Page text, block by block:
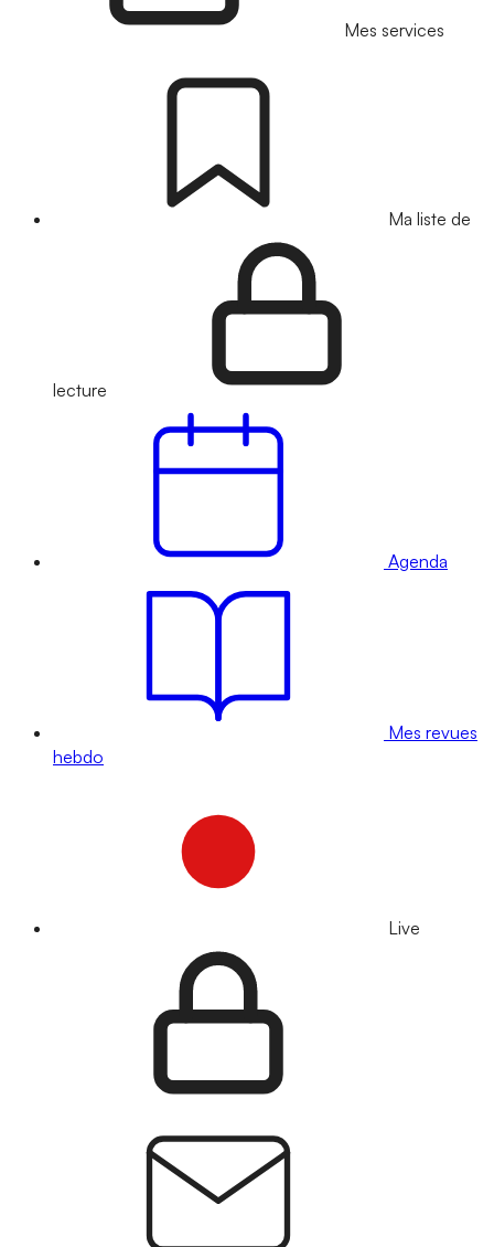
Mes services
Ma liste de
lecture
Agenda
Mes revues
hebdo
Live